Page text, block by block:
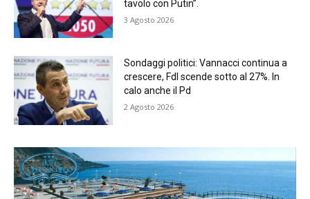
tavolo con Putin”.
3 Agosto 2026
Sondaggi politici: Vannacci continua a
crescere, FdI scende sotto al 27%. In
calo anche il Pd
2 Agosto 2026